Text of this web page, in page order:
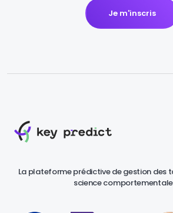
Je m'inscris
La plateforme prédictive de gestion des
science comportementale